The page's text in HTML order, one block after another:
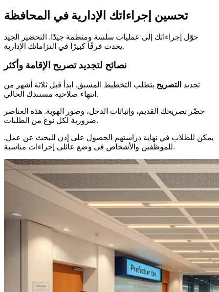
تحسين إجراءاتك الإدارية في المحافظة
حوّل إجراءاتك إلى عمليات سلسة ومنظمة جيدًا. التحضير الجيد
يحدث فرقًا كبيرًا في التزاماتك الإدارية.
نصائح لتجديد تصريح الإقامة وأكثر
تجديد التصريح يتطلب التخطيط المسبق. ابدأ قبل ثلاثة أشهر من
انتهاء صلاحية مستندك الحالي.
حضّر تصريحك القديم، وإثباتات الدخل، وصور الهوية. هذه العناصر
ضرورية لكل نوع من الطلبات.
يمكن للطلاب في نهاية دراستهم الحصول على إذن للبحث عن عمل.
للموظفين والأشخاص في وضع عائلي إجراءات مناسبة.